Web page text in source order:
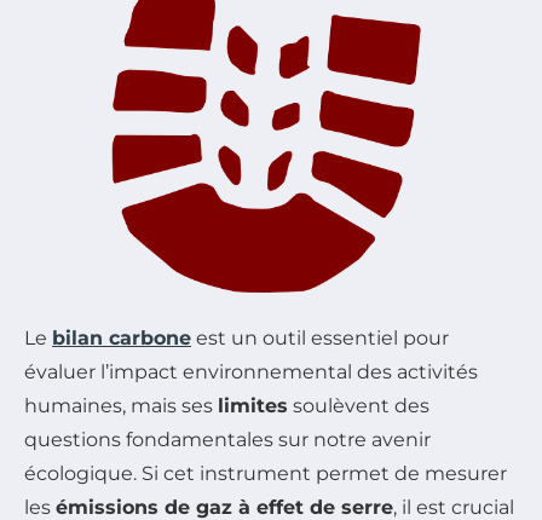
Le bilan carbone est un outil essentiel pour
évaluer l’impact environnemental des activités
humaines, mais ses limites soulèvent des
questions fondamentales sur notre avenir
écologique. Si cet instrument permet de mesurer
les émissions de gaz à effet de serre, il est crucial